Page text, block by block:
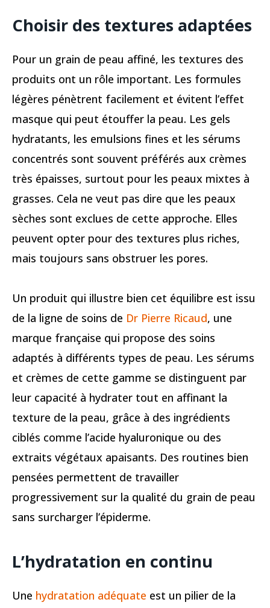
Choisir des textures adaptées
Pour un grain de peau affiné, les textures des
produits ont un rôle important. Les formules
légères pénètrent facilement et évitent l’effet
masque qui peut étouffer la peau. Les gels
hydratants, les emulsions fines et les sérums
concentrés sont souvent préférés aux crèmes
très épaisses, surtout pour les peaux mixtes à
grasses. Cela ne veut pas dire que les peaux
sèches sont exclues de cette approche. Elles
peuvent opter pour des textures plus riches,
mais toujours sans obstruer les pores.
Un produit qui illustre bien cet équilibre est issu
de la ligne de soins de Dr Pierre Ricaud, une
marque française qui propose des soins
adaptés à différents types de peau. Les sérums
et crèmes de cette gamme se distinguent par
leur capacité à hydrater tout en affinant la
texture de la peau, grâce à des ingrédients
ciblés comme l’acide hyaluronique ou des
extraits végétaux apaisants. Des routines bien
pensées permettent de travailler
progressivement sur la qualité du grain de peau
sans surcharger l’épiderme.
L’hydratation en continu
Une hydratation adéquate est un pilier de la